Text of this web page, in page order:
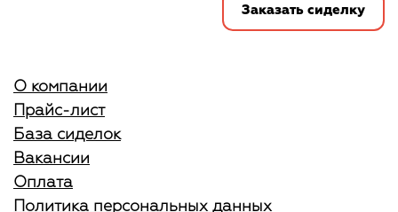
Заказать сиделку
О компании
Прайс-лист
База сиделок
Вакансии
Оплата
Политика персональных данных